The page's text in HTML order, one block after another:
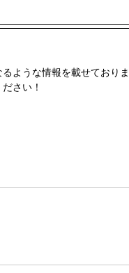
ような情報を載せており
さい！